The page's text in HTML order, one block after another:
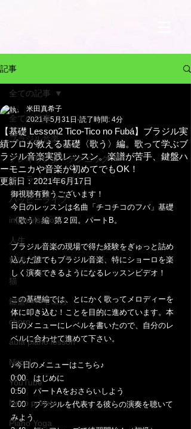
記事
全ての記事
ブラジル音楽
アレキサンダーテクニック
オンラインレッスン
ハッピーライフ
improvisation
人生
料理
猫
鍵盤ハーモニカ
choro
aula piano lesson
Nepal
YouTube
Novo projeto
Piano Yoga
全ての記事
【基礎 Lesson2 Tico-Tico no Fubá】ブラジル実
績プロが教える基礎〈歌う〉編。歌って学ぶブ
ラジル音楽実践レッスン。楽譜が苦手、鍵盤ハ
ーモニカや音楽が初めてでもOK！
米田真希子
2021年5月31日 読了時間: 4分
更新日：2021年6月17日
御視聴有難うございます！
今日のレッスンは名曲「チコチコのフバ」基礎
〈歌う〉編  第２回。パートB。
ブラジル音楽の現場で得た経験をぎゅっと詰め
込んだ誰でもブラジル音楽、特にショーロを楽
しく演奏できるようになるレッスンビデオ！
この基礎編では、とにかく歌ってメロディーを
体に叩き込む！ことを目的に進めています。本
日のメニューにレベルを書いたので、自分のレ
ベルに合わせて進めて下さい。
♪今日のメニューはこちら♪
0:00　はじめに
0:50　パートAをおさらいしよう
2:00　ブラジルを代表する彼らの演奏を聴いて
みよう